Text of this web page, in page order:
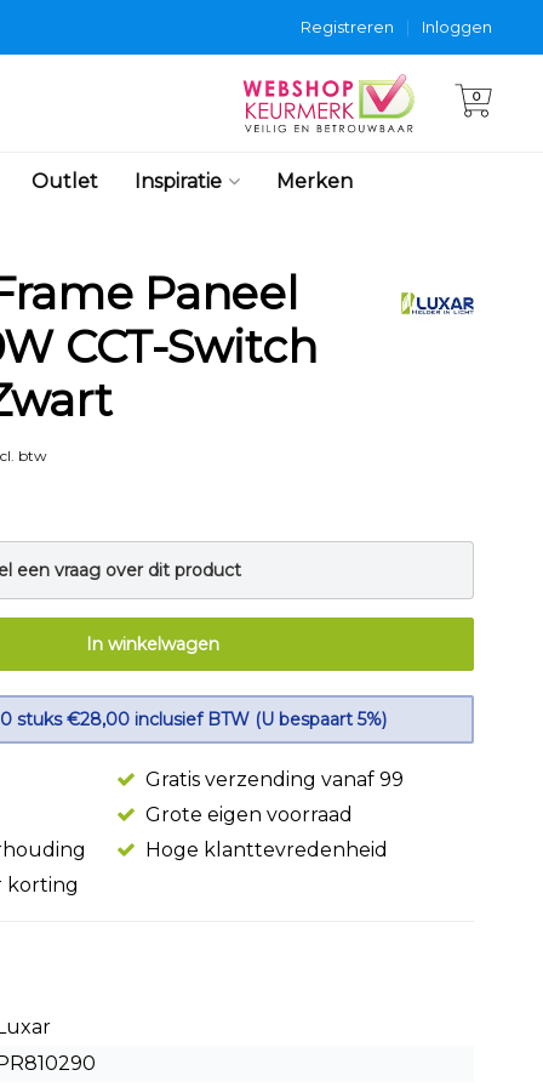
Inloggen
|
Registreren
0
Outlet Inspiratie Merken
Paneel
CCT-Switch
btw
een vraag over dit product
In winkelwagen
stuks €28,00 inclusief BTW (U bespaart 5%)
Gratis verzending vanaf 99
Grote eigen voorraad
Hoge klanttevredenheid
korting